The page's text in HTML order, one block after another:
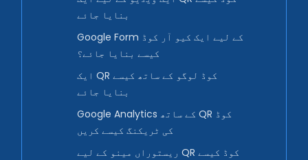
بنایا جائے
Google Form کے لیے ایک کیو آر کوڈ
کیسے بنایا جائے؟
ایک QR کوڈ لوگو کے ساتھ کیسے
بنایا جائے
Google Analytics کے ساتھ QR کوڈ
کی ٹریکنگ کیسے کریں
ریستوراں مینو کے لیے QR کوڈ کیسے